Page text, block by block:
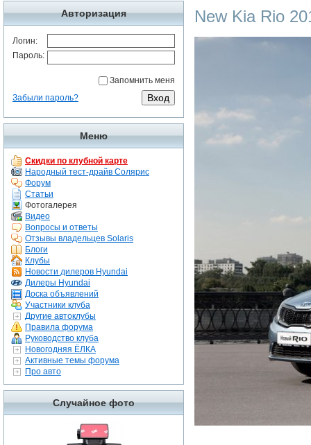
Авторизация
Логин:
Пароль:
Запомнить меня
Забыли пароль?
Меню
Скидки по клубной карте
Народный тест-драйв Солярис
Форум
Статьи
Фотогалерея
Видео
Вопросы и ответы
Отзывы владельцев Solaris
Блоги
Клубы
Новости дилеров Hyundai
Дилеры Hyundai
Доска объявлений
Участники клуба
Другие автоклубы
Правила форума
Руководство клуба
Новогодняя ЁЛКА
Активные темы форума
Про авто
Случайное фото
New Kia Rio